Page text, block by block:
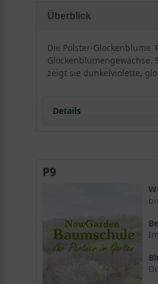
Überblick
Die Polster-Glockenblume
zeigt sie dunkelviolette,
Details
Herkunft und Winterhärte
Ideale
Blüte und Blattwerk der
Dunkelviolette
Immergrünes Laub und
P9